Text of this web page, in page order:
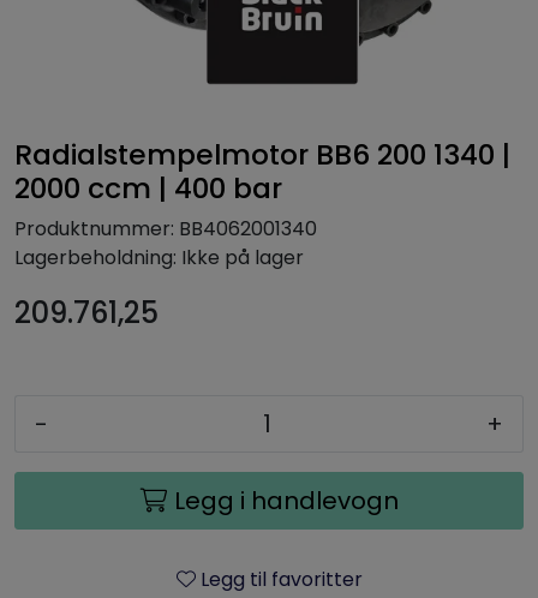
Radialstempelmotor BB6 200 1340 |
2000 ccm | 400 bar
Produktnummer: BB4062001340
Lagerbeholdning: Ikke på lager
209.761,25
- +
Legg i handlevogn
Legg til favoritter